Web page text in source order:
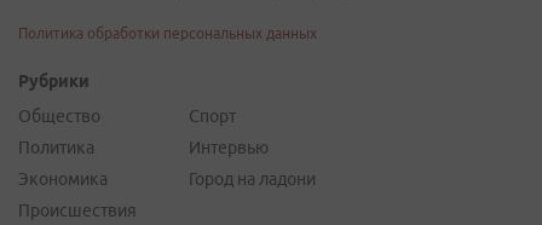
Политика обработки персональных данных
Рубрики
Общество
Политика
Экономика
Происшествия
Спорт
Интервью
Город на ладони